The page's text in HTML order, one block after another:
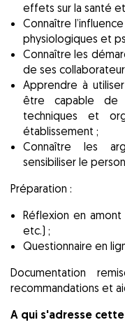
effets sur la santé
Connaître
physiologiques et
Connaître les
de ses
Apprendre à
être capable de
techniques et
établissement ;
Connaître les
sensibiliser le
Préparation :
Réflexion en amont
etc.) ;
Questionnaire en
Documentation
recommandations et
A qui s'adresse